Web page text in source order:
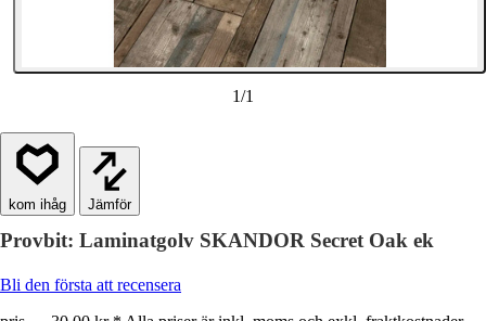
1/1
Jämför
Provbit: Laminatgolv SKANDOR Secret Oak ek
Bli den första att recensera